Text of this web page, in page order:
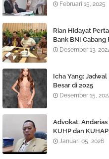
Februari 15, 2025
Rian Hidayat
Bank BNI Cabang
Desember 13,
Icha Yang:
Besar di 2025
Desember 15,
Advokat. Andarias
KUHP dan
Januari 05, 2026